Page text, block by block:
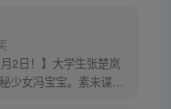
2日！】大学生张楚岚
少女冯宝宝。素未谋面